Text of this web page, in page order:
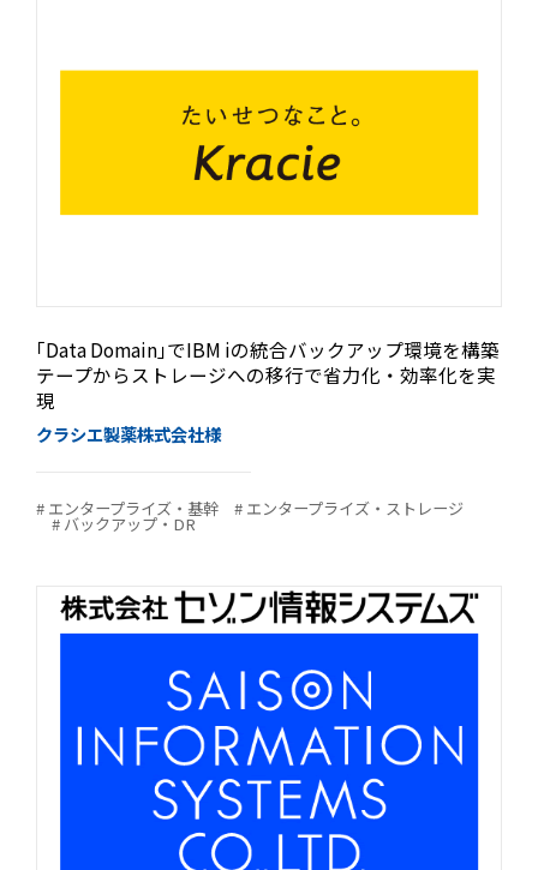
｢Data Domain｣でIBM iの統合バックアップ環境を構築
テープからストレージへの移行で省力化・効率化を実
現
クラシエ製薬株式会社様
# エンタープライズ・基幹 # エンタープライズ・ストレージ
# バックアップ・DR